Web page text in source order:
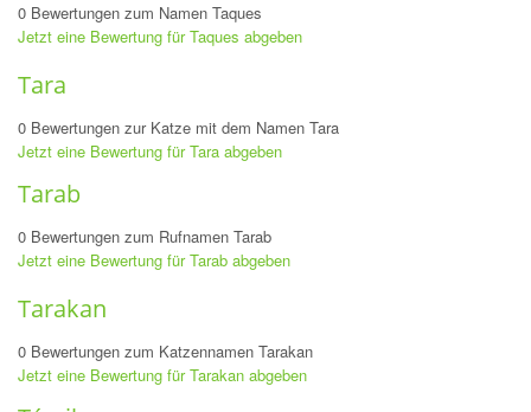
0 Bewertungen zum Namen Taques
Jetzt eine Bewertung für Taques abgeben
Tara
0 Bewertungen zur Katze mit dem Namen Tara
Jetzt eine Bewertung für Tara abgeben
Tarab
0 Bewertungen zum Rufnamen Tarab
Jetzt eine Bewertung für Tarab abgeben
Tarakan
0 Bewertungen zum Katzennamen Tarakan
Jetzt eine Bewertung für Tarakan abgeben